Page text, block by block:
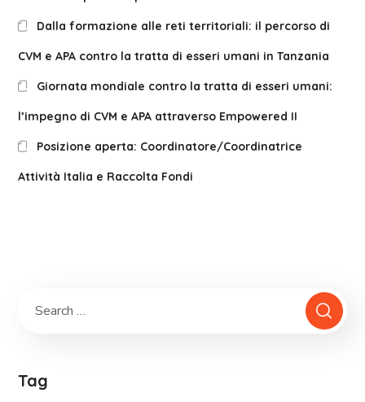
Dalla formazione alle reti territoriali: il percorso di
CVM e APA contro la tratta di esseri umani in Tanzania
Giornata mondiale contro la tratta di esseri umani:
l’impegno di CVM e APA attraverso Empowered II
Posizione aperta: Coordinatore/Coordinatrice
Attività Italia e Raccolta Fondi
Tag